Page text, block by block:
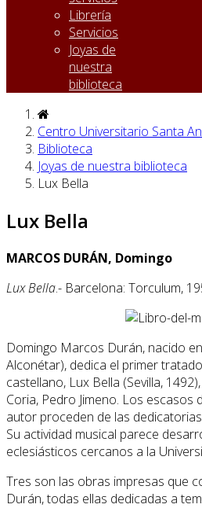
Librería
Servicios
Joyas de
nuestra
biblioteca
Centro Universitario Santa
Biblioteca
Joyas de nuestra biblioteca
Lux Bella
Lux Bella
MARCOS DURÁN, Domingo
Lux Bella.- Barcelona: Torculum,
Domingo Marcos Durán, nacido
Alconétar), dedica el primer
castellano, Lux Bella (Sevilla,
Coria, Pedro Jimeno. Los escasos
autor proceden de las
Su actividad musical parece
eclesiásticos cercanos a la
Tres son las obras impresas que
Durán, todas ellas dedicadas a